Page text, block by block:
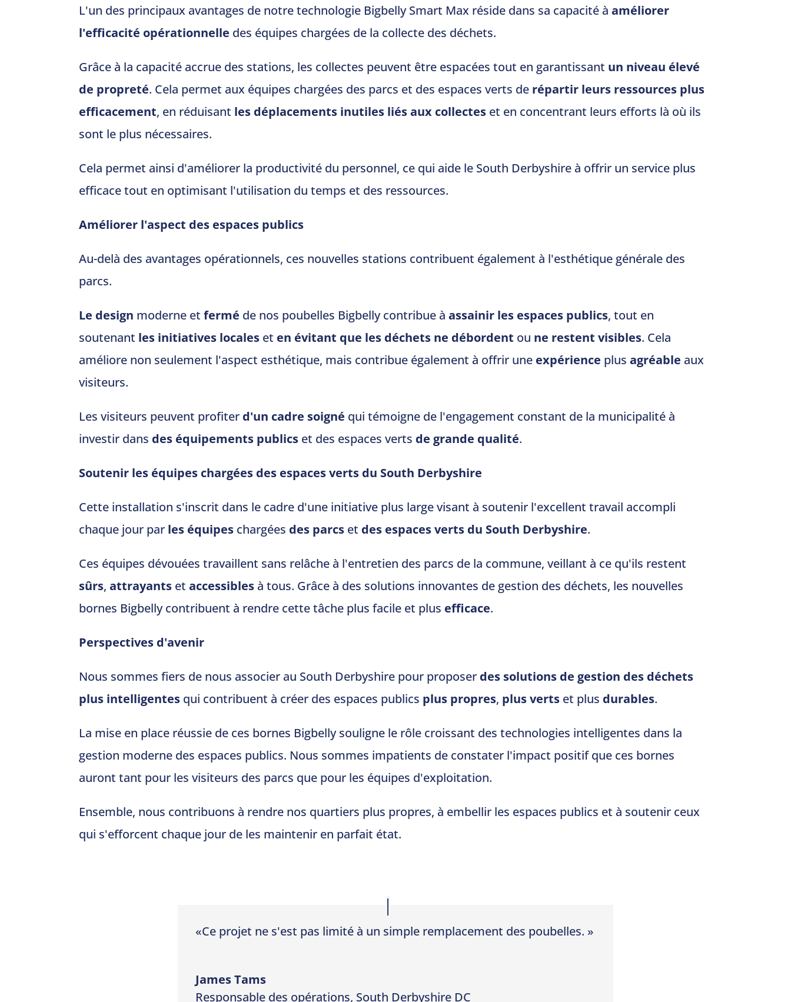
L'un des principaux avantages de notre technologie Bigbelly Smart Max réside dans sa capacité àaméliorer
l'efficacité opérationnelle des équipes chargées de la collecte des déchets.
Grâce à la capacité accrue des stations, les collectes peuvent être espacées tout en garantissant un niveau élevé
de propreté. Cela permet aux équipes chargées des parcs et des espaces verts de répartir leurs ressources plus
efficacement, en réduisant les déplacements inutiles liés aux collectes et en concentrant leurs efforts là où ils
sont le plus nécessaires.
Cela permet ainsi d'améliorer la productivité du personnel, ce qui aide le South Derbyshire à offrir un service plus
efficace tout en optimisant l'utilisation du temps et des ressources.
Améliorer l'aspect des espaces publics
Au-delà des avantages opérationnels, ces nouvelles stations contribuent également à l'esthétique générale des
parcs.
Le design moderne etfermé de nos poubelles Bigbelly contribue àassainir les espaces publics, tout en
soutenant les initiatives locales et en évitant que les déchets ne débordent ou ne restent visibles. Cela
améliore non seulement l'aspect esthétique, mais contribue également à offrir une expérience plusagréable aux
visiteurs.
Les visiteurs peuvent profiter d'un cadre soigné qui témoigne de l'engagement constant de la municipalité à
investir dans des équipements publics et des espaces verts de grande qualité.
Soutenir les équipes chargées des espaces verts du South Derbyshire
Cette installation s'inscrit dans le cadre d'une initiative plus large visant à soutenir l'excellent travail accompli
chaque jour par les équipes chargées des parcs et des espaces verts du South Derbyshire.
Ces équipes dévouées travaillent sans relâche à l'entretien des parcs de la commune, veillant à ce qu'ils restent
sûrs,attrayants etaccessibles à tous. Grâce à des solutions innovantes de gestion des déchets, les nouvelles
bornes Bigbelly contribuent à rendre cette tâche plus facile et plus efficace.
Perspectives d'avenir
Nous sommes fiers de nous associer au South Derbyshire pour proposer des solutions de gestion des déchets
plus intelligentes qui contribuent à créer des espaces publics plus propres, plus verts et plus durables.
La mise en place réussie de ces bornes Bigbelly souligne le rôle croissant des technologies intelligentes dans la
gestion moderne des espaces publics. Nous sommes impatients de constater l'impact positif que ces bornes
auront tant pour les visiteurs des parcs que pour les équipes d'exploitation.
Ensemble, nous contribuons à rendre nos quartiers plus propres, à embellir les espaces publics et à soutenir ceux
qui s'efforcent chaque jour de les maintenir en parfait état.
«Ce projet ne s'est pas limité à un simple remplacement des poubelles. »
James Tams
Responsable des opérations, South Derbyshire DC